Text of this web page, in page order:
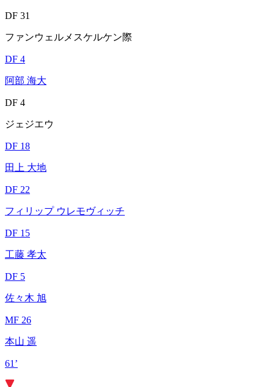
DF 31
ファンウェルメスケルケン際
DF 4
阿部 海大
DF 4
ジェジエウ
DF 18
田上 大地
DF 22
フィリップ ウレモヴィッチ
DF 15
工藤 孝太
DF 5
佐々木 旭
MF 26
本山 遥
61’